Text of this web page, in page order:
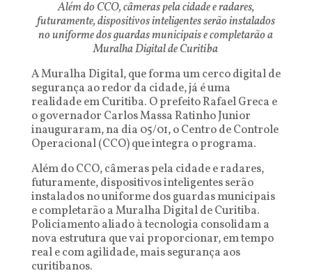
Além do CCO, câmeras pela cidade e radares,
futuramente, dispositivos inteligentes serão instalados
no uniforme dos guardas municipais e completarão a
Muralha Digital de Curitiba
A Muralha Digital, que forma um cerco digital de
segurança ao redor da cidade, já é uma
realidade em Curitiba. O prefeito Rafael Greca e
o governador Carlos Massa Ratinho Junior
inauguraram, na dia 05/01, o Centro de Controle
Operacional (CCO) que integra o programa.
Além do CCO, câmeras pela cidade e radares,
futuramente, dispositivos inteligentes serão
instalados no uniforme dos guardas municipais
e completarão a Muralha Digital de Curitiba.
Policiamento aliado à tecnologia consolidam a
nova estrutura que vai proporcionar, em tempo
real e com agilidade, mais segurança aos
curitibanos.